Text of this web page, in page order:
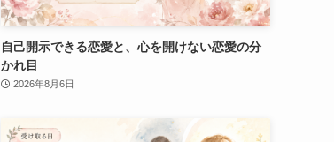
自己開示できる恋愛と、心を開けない恋愛の分
かれ目
2026年8月6日